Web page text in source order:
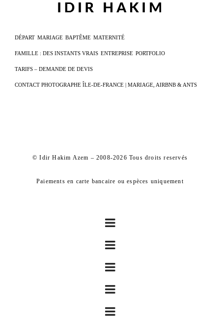
DÉPART MARIAGE BAPTÊME MATERNITÉ
FAMILLE : DES INSTANTS VRAIS ENTREPRISE PORTFOLIO
TARIFS – DEMANDE DE DEVIS
CONTACT PHOTOGRAPHE ÎLE-DE-FRANCE | MARIAGE, AIRBNB & ANTS
© Idir Hakim Azem – 2008-2026 Tous droits reservés
Paiements en carte bancaire ou espèces uniquement